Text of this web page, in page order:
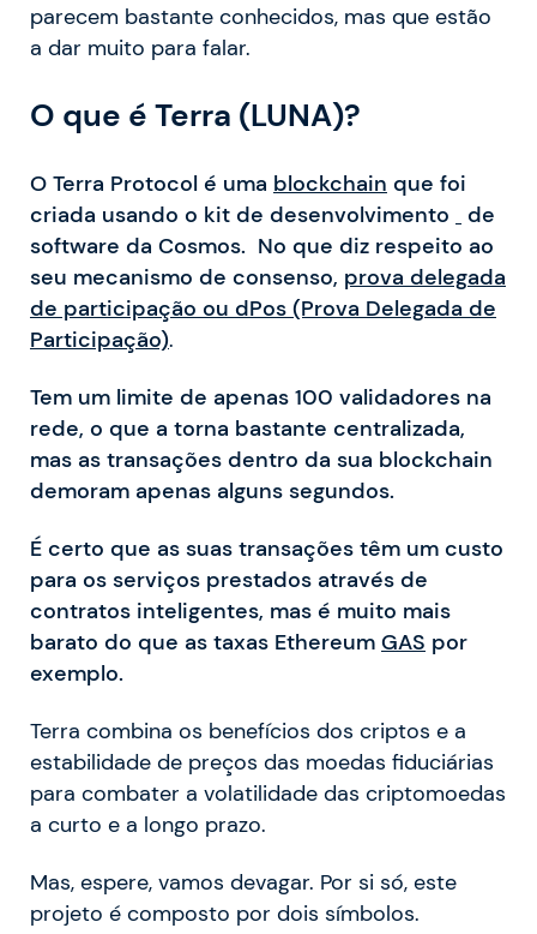
parecem bastante conhecidos, mas que estão
a dar muito para falar.
O que é Terra (LUNA)?
O Terra Protocol é uma blockchain que foi
criada usando o kit de desenvolvimento
de
software da Cosmos. No que diz respeito ao
seu mecanismo de consenso, prova delegada
de participação ou dPos (Prova Delegada de
Participação).
Tem um limite de apenas 100 validadores na
rede, o que a torna bastante centralizada,
mas as transações dentro da sua blockchain
demoram apenas alguns segundos.
É certo que as suas transações têm um custo
para os serviços prestados através de
contratos inteligentes, mas é muito mais
barato do que as taxas Ethereum GAS por
exemplo.
Terra combina os benefícios dos criptos e a
estabilidade de preços das moedas fiduciárias
para combater a volatilidade das criptomoedas
a curto e a longo prazo.
Mas, espere, vamos devagar. Por si só, este
projeto é composto por dois símbolos.